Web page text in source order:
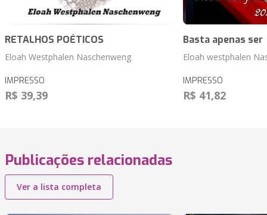
RETALHOS POÉTICOS
Eloah Westphalen Naschenweng
IMPRESSO
R$ 39,39
Basta apenas ser
Eloah westphalen
IMPRESSO
R$ 41,82
Publicações relacionadas
Ver a lista completa